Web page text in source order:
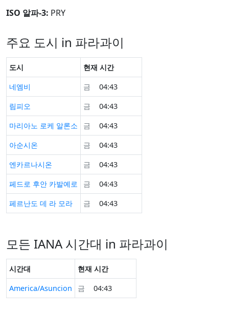
ISO 알파-3: PRY
주요 도시 in 파라과이
도시
현재 시간
네엠비
금
04:43
림피오
금
04:43
마리아노 로케 알론소
금
04:43
아순시온
금
04:43
엔카르나시온
금
04:43
페드로 후안 카발예로
금
04:43
페르난도 데 라 모라
금 04:43
모든 IANA 시간대 in 파라과이
시간대
현재 시간
America/Asuncion
금 04:43